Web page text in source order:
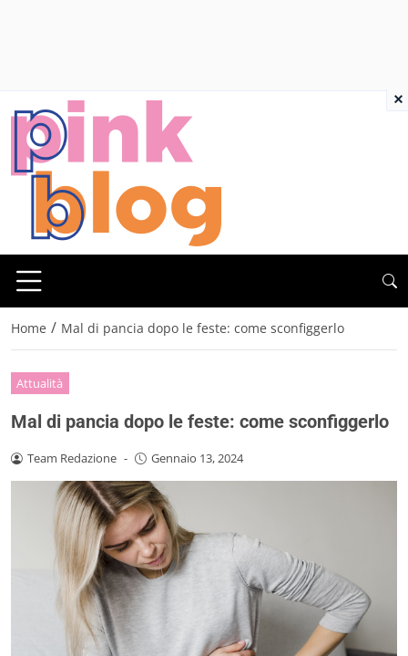
Home / Mal di pancia dopo le feste: come sconfiggerlo
Attualità
Mal di pancia dopo le feste: come sconfiggerlo
Team Redazione - Gennaio 13, 2024
×